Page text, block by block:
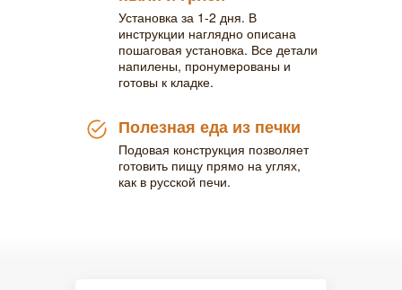
Установка за 1-2 дня. В
инструкции наглядно описана
пошаговая установка. Все детали
напилены, пронумерованы и
готовы к кладке.
Полезная еда из печки
Подовая конструкция позволяет
готовить пищу прямо на углях,
как в русской печи.